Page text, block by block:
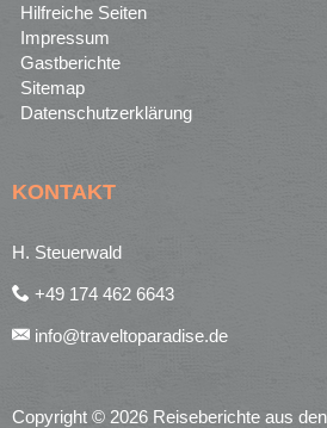
Hilfreiche Seiten
Impressum
Gastberichte
Sitemap
Datenschutzerklärung
KONTAKT
H. Steuerwald
+49 174 462 6643
info@traveltoparadise.de
Copyright © 2026 Reiseberichte aus